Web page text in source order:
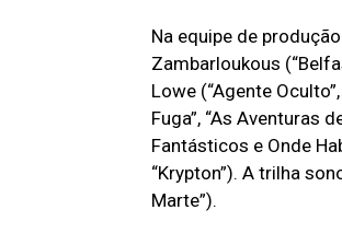
Na equipe de
Zambarloukous
Lowe (“Agente
Fuga”, “As Aventuras
Fantásticos e Onde
“Krypton”). A trilha
Marte”).